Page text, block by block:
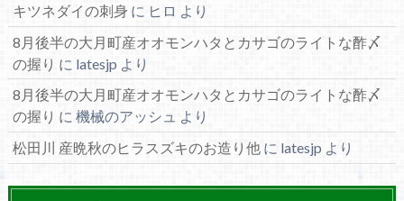
キツネダイの刺身 に ヒロ より
8月後半の大月町産オオモンハタとカサゴのライトな酢〆
の握り に latesjp より
8月後半の大月町産オオモンハタとカサゴのライトな酢〆
の握り に 機械のアッシュ より
松田川 産晩秋のヒラスズキのお造り他 に latesjp より